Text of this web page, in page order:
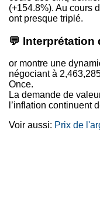
(+154.8%). Au cours
ont presque triplé.
💬 Interprétation
or montre une
négociant à
Once.
La demande de
l’inflation continuent
Voir aussi: Prix de